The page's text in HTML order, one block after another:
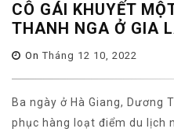
CÔ GÁI KHUYẾT
THANH NGA Ở GIA
On Tháng 12 10, 2022
Ba ngày ở Hà Giang, Dương
phục hàng loạt điểm du lịch